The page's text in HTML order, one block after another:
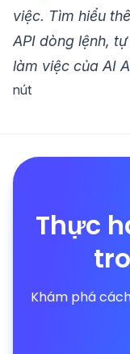
việc. Tìm hiểu
API dòng lệnh,
làm việc của AI
nút
Thực
Khám phá